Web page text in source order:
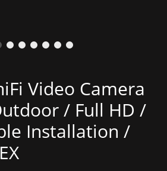
Video Camera
/ Full HD /
Installation /